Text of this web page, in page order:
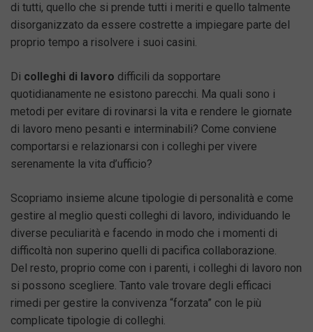
di tutti, quello che si prende tutti i meriti e quello talmente
disorganizzato da essere costrette a impiegare parte del
proprio tempo a risolvere i suoi casini.
Di colleghi di lavoro difficili da sopportare
quotidianamente ne esistono parecchi. Ma quali sono i
metodi per evitare di rovinarsi la vita e rendere le giornate
di lavoro meno pesanti e interminabili? Come conviene
comportarsi e relazionarsi con i colleghi per vivere
serenamente la vita d’ufficio?
Scopriamo insieme alcune tipologie di personalità e come
gestire al meglio questi colleghi di lavoro, individuando le
diverse peculiarità e facendo in modo che i momenti di
difficoltà non superino quelli di pacifica collaborazione.
Del resto, proprio come con i parenti, i colleghi di lavoro non
si possono scegliere. Tanto vale trovare degli efficaci
rimedi per gestire la convivenza “forzata” con le più
complicate tipologie di colleghi.